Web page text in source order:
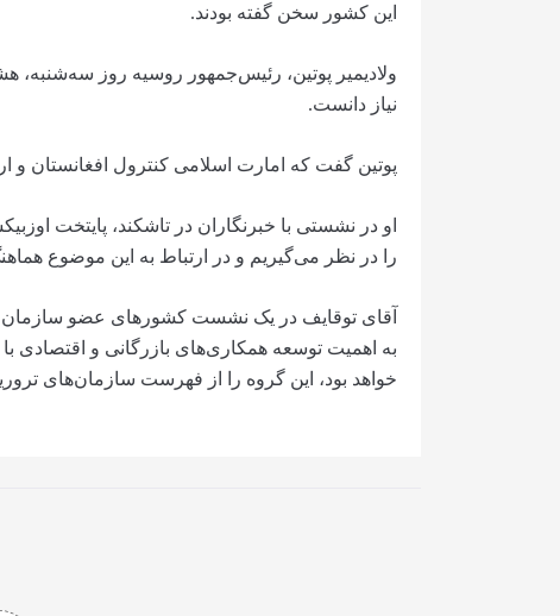
این کشور سخن گفته بودند.
ولادیمیر پوتین، رئیس‌جمهور روسیه روز سه‌شنبه،
نیاز دانست.
پوتین گفت که امارت اسلامی کنترول افغانستان و
او در نشستی با خبرنگاران در تاشکند، پایتخت
را در نظر می‌گیریم و در ارتباط به این موضوع
به اهمیت توسعه همکاری‌های بازرگانی و اقتصادی
خواهد بود، این گروه را از فهرست سازمان‌های